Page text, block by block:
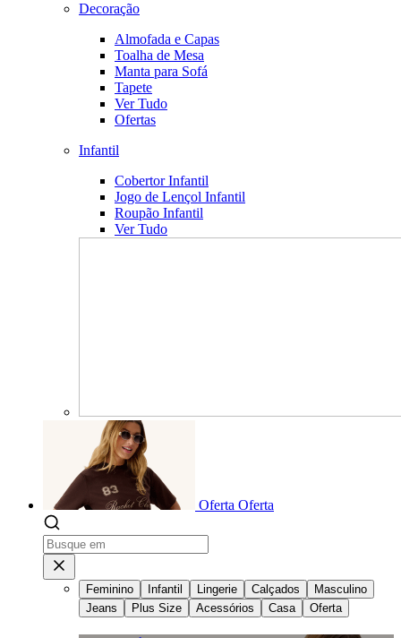
Decoração
Almofada e Capas
Toalha de Mesa
Manta para Sofá
Tapete
Ver Tudo
Ofertas
Infantil
Cobertor Infantil
Jogo de Lençol Infantil
Roupão Infantil
Ver Tudo
Oferta Oferta
Feminino Infantil Lingerie Calçados
Masculino
Jeans
Plus Size Acessórios Casa Oferta